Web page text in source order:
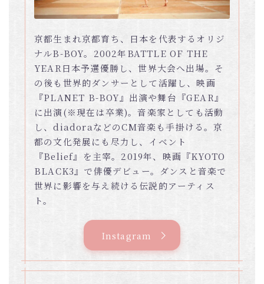
京都生まれ京都育ち、日本を代表するオリジ
ナルB-BOY。2002年BATTLE OF THE
YEAR日本予選優勝し、世界大会へ出場。そ
の後も世界的ダンサーとして活躍し、映画
『PLANET B-BOY』出演や舞台『GEAR』
に出演(※現在は卒業)。音楽家としても活動
し、diadoraなどのCM音楽も手掛ける。京
都の文化発展にも尽力し、イベント
『Belief』を主宰。2019年、映画『KYOTO
BLACK3』で俳優デビュー。ダンスと音楽で
世界に影響を与え続ける伝説的アーティス
ト。
Instagram